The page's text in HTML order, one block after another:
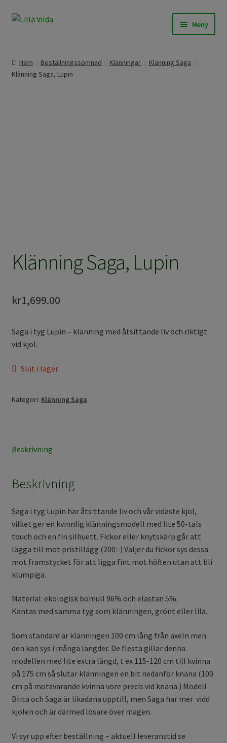
Hoppa
Hoppa
Meny
Beställningssömnad
Hem Beställningssömnad Klänningar
Klänning Saga
Klänning Saga, Lupin
Klänning Saga, Lupin
kr1,699.00
Saga i tyg Lupin – klänning med åtsittande liv och riktigt
vid kjol.
Slut i lager
Kategori: Klänning Saga
Beskrivning
Beskrivning
Saga i tyg Lupin har åtsittande liv och vår vidaste kjol,
vilket ger en kvinnlig klänningsmodell med lite 50-tals
touch och en fin silhuett. Fickor eller knytskärp går att
lägga till mot pristillägg (200:-) Väljer du fickor sys dessa
mot framstycket för att ligga fint mot höften utan att bli
klumpiga.
Material: ekologisk bomull 96% och elastan 5%.
Kantas med samma tyg som klänningen, grönt eller lila.
Som standard är klänningen 100 cm lång från axeln men
den kan sys i många längder. De flesta gillar denna
modellen med lite extra längd, t ex 115-120 cm till kvinna
på 175 cm så slutar klänningen en bit nedanför knäna (100
cm på motsvarande kvinna vore precis vid knäna.) Modell
Brita och Saga är likadana upptill, men Saga har mer vidd
kjolen och är därmed lösare över magen.
Vi syr upp efter beställning – aktuell leveranstid se